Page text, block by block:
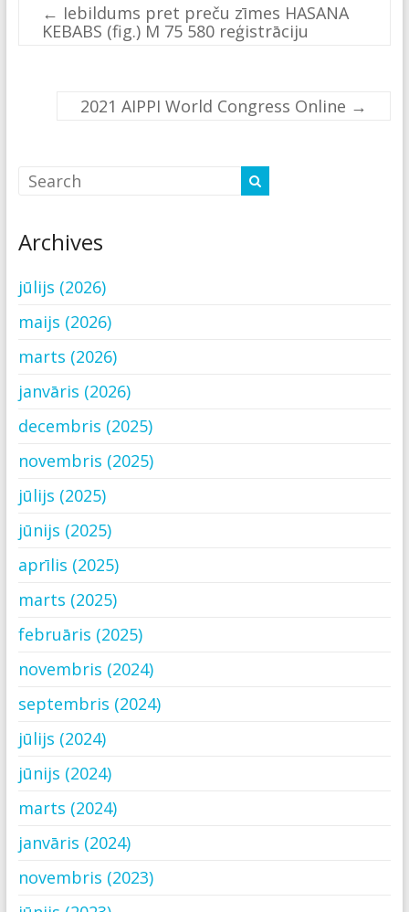
← Iebildums pret preču zīmes HASANA
KEBABS (fig.) M 75 580 reģistrāciju
2021 AIPPI World Congress Online →
Archives
jūlijs (2026)
maijs (2026)
marts (2026)
janvāris (2026)
decembris (2025)
novembris (2025)
jūlijs (2025)
jūnijs (2025)
aprīlis (2025)
marts (2025)
februāris (2025)
novembris (2024)
septembris (2024)
jūlijs (2024)
jūnijs (2024)
marts (2024)
janvāris (2024)
novembris (2023)